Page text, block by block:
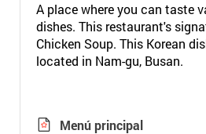
A place where you can taste
dishes. This restaurant's
Chicken Soup. This Korean
located in Nam-gu, Busan.
Menú principal